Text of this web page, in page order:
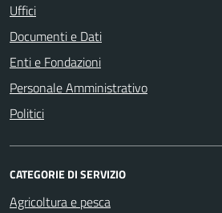
Uffici
Documenti e Dati
Enti e Fondazioni
Personale Amministrativo
Politici
CATEGORIE DI SERVIZIO
Agricoltura e pesca